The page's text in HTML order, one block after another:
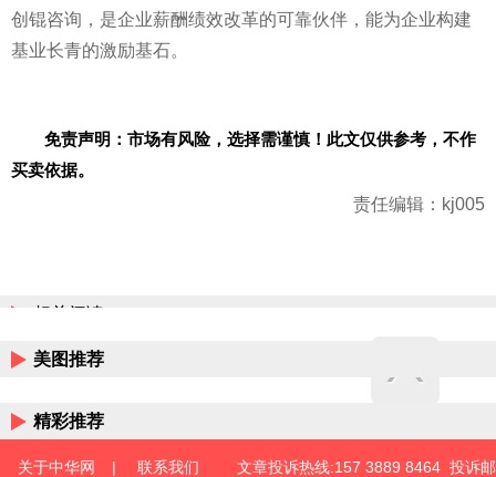
创锟咨询，是企业薪酬绩效改革的可靠伙伴，能为企业构建
基业长青的激励基石。
免责声明：市场有风险，选择需谨慎！此文仅供参考，不作
买卖依据。
责任编辑：kj005
相关阅读
美图推荐
精彩推荐
关于中华网 | 联系我们 文章投诉热线:157 3889 8464 投诉邮